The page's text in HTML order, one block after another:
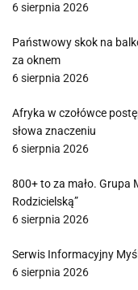
6 sierpnia 2026
Państwowy skok na
za oknem
6 sierpnia 2026
Afryka w czołówce
słowa znaczeniu
6 sierpnia 2026
800+ to za mało. Grupa
Rodzicielską”
6 sierpnia 2026
Serwis Informacyjny
6 sierpnia 2026